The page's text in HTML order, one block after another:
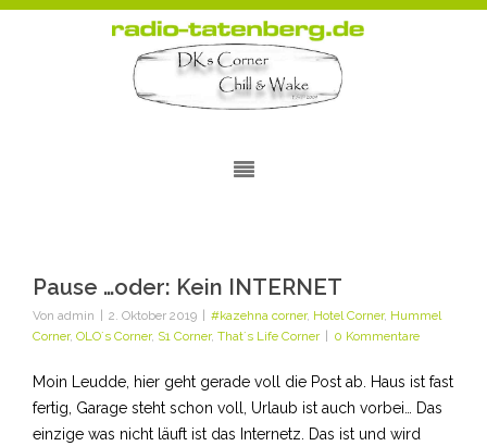
Pause …oder: Kein INTERNET
Von admin 2. Oktober 2019 #kazehna corner, Hotel Corner, Hummel
Corner, OLO´s Corner, S1 Corner, That´s Life Corner 0 Kommentare
Moin Leudde, hier geht gerade voll die Post ab. Haus ist fast
fertig, Garage steht schon voll, Urlaub ist auch vorbei… Das
einzige was nicht läuft ist das Internetz. Das ist und wird